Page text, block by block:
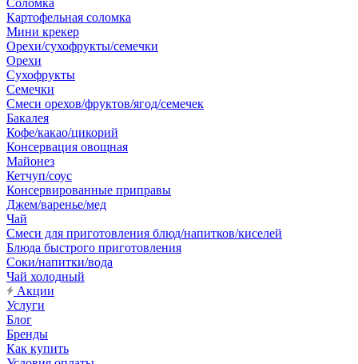
Соломка
Картофельная соломка
Мини крекер
Орехи/сухофрукты/семечки
Орехи
Сухофрукты
Семечки
Смеси орехов/фруктов/ягод/семечек
Бакалея
Кофе/какао/цикорий
Консервация овощная
Майонез
Кетчуп/соус
Консервированные приправы
Джем/варенье/мед
Чай
Смеси для приготовления блюд/напитков/киселей
Блюда быстрого приготовления
Соки/напитки/вода
Чай холодный
Акции
Услуги
Блог
Бренды
Как купить